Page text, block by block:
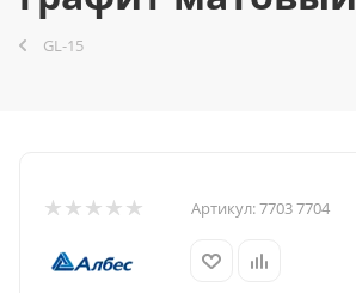
GL-15
Артикул:7703 7704